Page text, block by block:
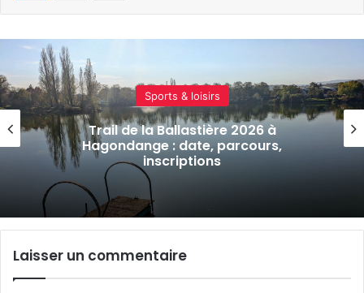
Sports & loisirs
Festival des Vieux Baquets : la Montée
Historique de Val de Bride revient les 25
et 26 juillet 2026
Laisser un commentaire